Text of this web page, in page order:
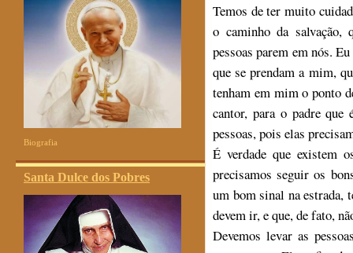
Biografia
Santa Dulce dos Pobres
Temos de ter muito
o caminho da salvação,
pessoas parem em nós.
que se prendam a mim,
tenham em mim o ponto
cantor, para o padre que
pessoas, pois elas
É verdade que existem
precisamos seguir os
um bom sinal na estrada,
devem ir, e que, de fato,
Devemos levar as